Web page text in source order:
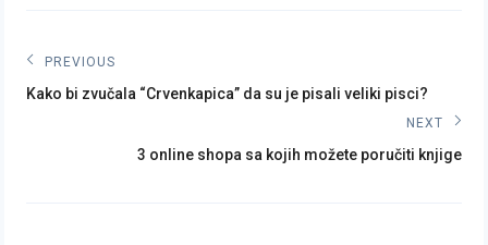
Post
navigation
PREVIOUS
Previous
Kako bi zvučala “Crvenkapica” da su je pisali veliki pisci?
NEXT
Next
3 online shopa sa kojih možete poručiti knjige